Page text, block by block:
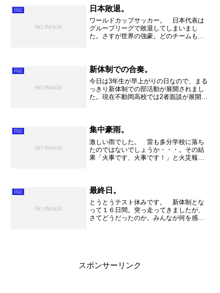
練習する以外に、外との交...
日記 日本敗退。
ワールドカップサッカー。 日本代表は
グループリーグで敗退してしまいまし
た。さすが世界の強豪。どのチームも本
なり、なかなかトップパフォ...
日記 新体制での合奏。
今日は3年生が早上がりの日なので、まる
っきり新体制での部活動が展開されまし
た。現在不動岡高校では2者面談が展開さ
先生方は大忙しです...
日記 集中豪雨。
激しい雨でした。 雷も多分学校に落ち
たのではないでしょうか・・・。その結
果「火事です、火事です！」と火災報知
さて。 合宿初日というこ...
日記 最終日。
とうとうテスト休みです。 新体制とな
って１６日間。突っ走ってきましたが、
さてどうだったのか。みんなが何を感
スポンサーリンク